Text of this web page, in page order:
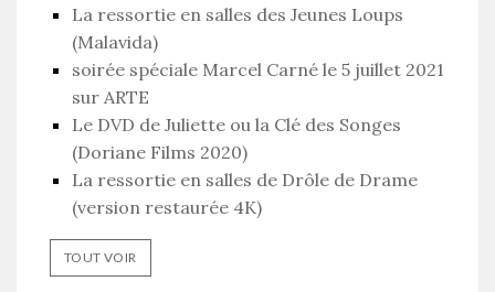
La ressortie en salles des Jeunes Loups
(Malavida)
soirée spéciale Marcel Carné le 5 juillet 2021
sur ARTE
Le DVD de Juliette ou la Clé des Songes
(Doriane Films 2020)
La ressortie en salles de Drôle de Drame
(version restaurée 4K)
TOUT VOIR